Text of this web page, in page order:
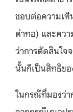
ชอบต่อความเห็
ด่าทอ) และคว
ว่าการตัดสินใจ
นั้นก็เป็นสิทธิข
ในกรณีที่มองว่า